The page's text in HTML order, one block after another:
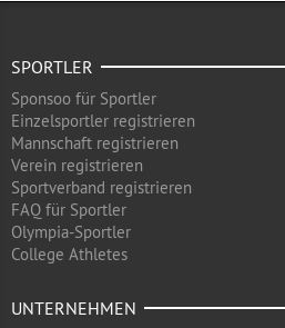
SPORTLER
Sponsoo für Sportler
Einzelsportler registrieren
Mannschaft registrieren
Verein registrieren
Sportverband registrieren
FAQ für Sportler
Olympia-Sportler
College Athletes
UNTERNEHMEN